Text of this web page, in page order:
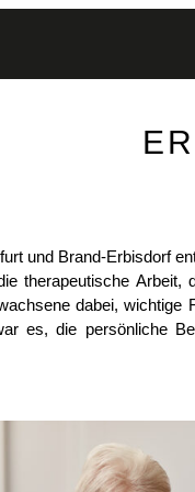
und Brand-Erbisdorf
therapeutische
dabei,
es, die persönliche